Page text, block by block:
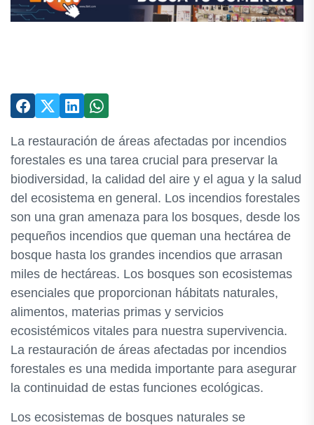
La restauración de áreas afectadas por incendios
forestales es una tarea crucial para preservar la
biodiversidad, la calidad del aire y el agua y la salud
del ecosistema en general. Los incendios forestales
son una gran amenaza para los bosques, desde los
pequeños incendios que queman una hectárea de
bosque hasta los grandes incendios que arrasan
miles de hectáreas. Los bosques son ecosistemas
esenciales que proporcionan hábitats naturales,
alimentos, materias primas y servicios
ecosistémicos vitales para nuestra supervivencia.
La restauración de áreas afectadas por incendios
forestales es una medida importante para asegurar
la continuidad de estas funciones ecológicas.
Los ecosistemas de bosques naturales se